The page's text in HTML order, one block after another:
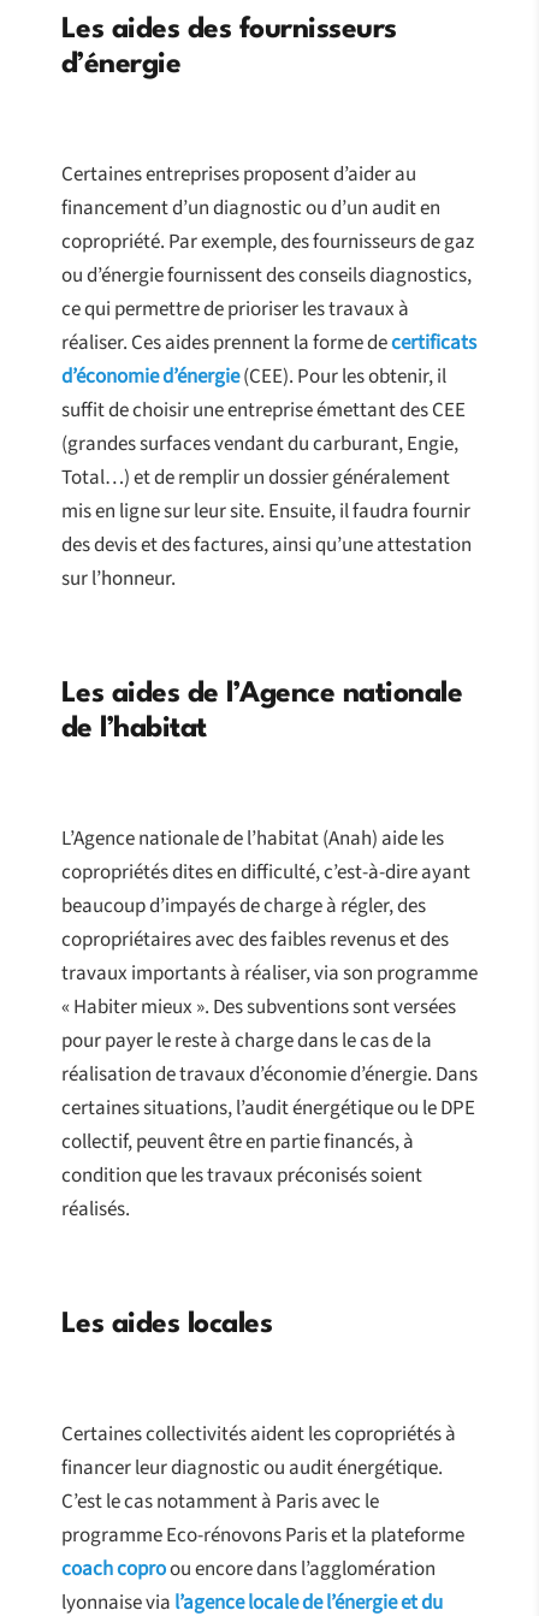
Les aides des fournisseurs
d’énergie
Certaines entreprises proposent d’aider au
financement d’un diagnostic ou d’un audit en
copropriété. Par exemple, des fournisseurs de gaz
ou d’énergie fournissent des conseils diagnostics,
ce qui permettre de prioriser les travaux à
réaliser. Ces aides prennent la forme decertificats
d’économie d’énergie(CEE). Pour les obtenir, il
suffit de choisir une entreprise émettant des CEE
(grandes surfaces vendant du carburant, Engie,
Total…) et de remplir un dossier généralement
mis en ligne sur leur site. Ensuite, il faudra fournir
des devis et des factures, ainsi qu’une attestation
sur l’honneur.
Les aides de l’Agence nationale
de l’habitat
L’Agence nationale de l’habitat (Anah) aide les
copropriétés dites en difficulté, c’est-à-dire ayant
beaucoup d’impayés de charge à régler, des
copropriétaires avec des faibles revenus et des
travaux importants à réaliser, via son programme
« Habiter mieux ». Des subventions sont versées
pour payer le reste à charge dans le cas de la
réalisation de travaux d’économie d’énergie. Dans
certaines situations, l’audit énergétique ou le DPE
collectif, peuvent être en partie financés, à
condition que les travaux préconisés soient
réalisés.
Les aides locales
Certaines collectivités aident les copropriétés à
financer leur diagnostic ou audit énergétique.
C’est le cas notamment à Paris avec le
programme Eco-rénovons Paris et la plateforme
coach coproou encore dans l’agglomération
lyonnaise via l’agence locale de l’énergie et du